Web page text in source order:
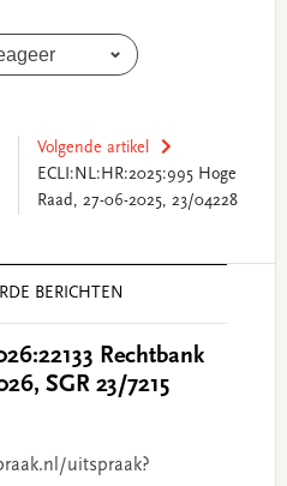
Volgende artikel
ECLI:NL:HR:2025:995 Hoge
Raad, 27-06-2025, 23/04228
BERICHTEN
Rechtbank
SGR 23/7215
uitspraak?